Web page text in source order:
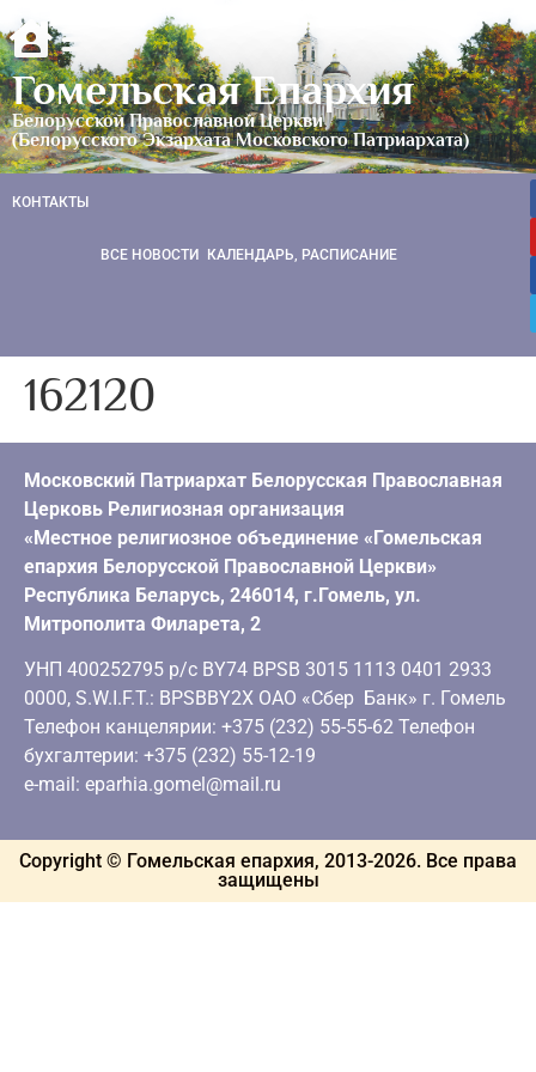
Гомельская Епархия
Белорусской Православной Церкви
(Белорусского Экзархата Московского Патриархата)
КОНТАКТЫ
ВСЕ НОВОСТИ КАЛЕНДАРЬ, РАСПИСАНИЕ
162120
Московский Патриархат Белорусская Православная
Церковь Религиозная организация
«Местное религиозное объединение «Гомельская
епархия Белорусской Православной Церкви»
Республика Беларусь, 246014, г.Гомель, ул.
Митрополита Филарета, 2
УНП 400252795 р/с BY74 BPSB 3015 1113 0401 2933
0000, S.W.I.F.T.: BPSBBY2X ОАО «Сбер Банк» г. Гомель
Телефон канцелярии: +375 (232) 55-55-62 Телефон
бухгалтерии: +375 (232) 55-12-19
e-mail: eparhia.gomel@mail.ru
Copyright © Гомельская епархия, 2013-2026. Все права
защищены